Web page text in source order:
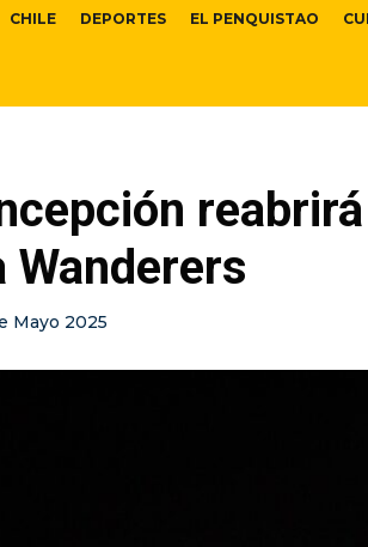
CHILE DEPORTES EL PENQUISTAO
Wanderers
Mayo 2025